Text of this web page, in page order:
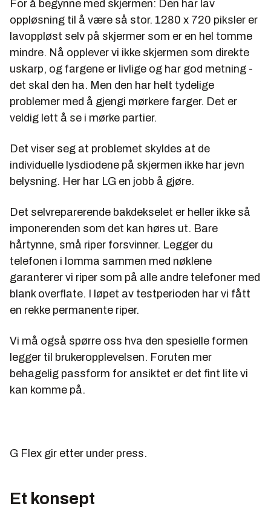
For å begynne med skjermen: Den har lav
oppløsning til å være så stor. 1280 x 720 piksler er
lavoppløst selv på skjermer som er en hel tomme
mindre. Nå opplever vi ikke skjermen som direkte
uskarp, og fargene er livlige og har god metning -
det skal den ha. Men den har helt tydelige
problemer med å gjengi mørkere farger. Det er
veldig lett å se i mørke partier.
Det viser seg at problemet skyldes at de
individuelle lysdiodene på skjermen ikke har jevn
belysning. Her har LG en jobb å gjøre.
Det selvreparerende bakdekselet er heller ikke så
imponerenden som det kan høres ut. Bare
hårtynne, små riper forsvinner. Legger du
telefonen i lomma sammen med nøklene
garanterer vi riper som på alle andre telefoner med
blank overflate. I løpet av testperioden har vi fått
en rekke permanente riper.
Vi må også spørre oss hva den spesielle formen
legger til brukeropplevelsen. Foruten mer
behagelig passform for ansiktet er det fint lite vi
kan komme på.
G Flex gir etter under press.
Et konsept